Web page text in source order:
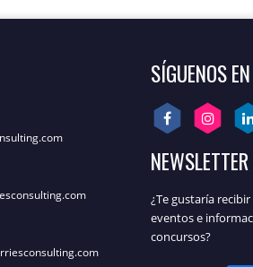
SÍGUENOS EN
NEWSLETTER
¿Te gustaría
eventos e
concursos?